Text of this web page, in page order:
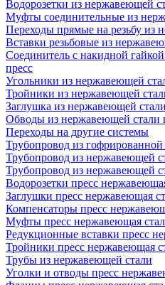
Водорозетки из нержавеющей
Муфты соединительные из
Переходы прямые на резьбу из
Вставки резьбовые из
Соединитель с накидной
пресс
Угольники из нержавеющей
Тройники из нержавеющей
Заглушка из нержавеющей
Обводы из нержавеющей стали
Переходы на другие системы
Трубопровод из
Трубопровод из нержавеющей
Трубопровод из нержавеющей
Водорозетки пресс
Заглушки пресс нержавеющая
Компенсаторы пресс
Муфты пресс нержавеющая
Редукционные вставки пресс
Тройники пресс нержавеющая
Трубы из нержавеющей стали
Уголки и отводы пресс